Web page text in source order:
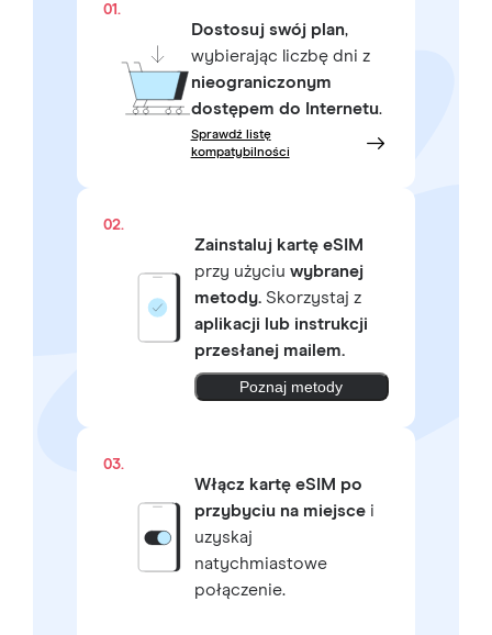
01.
Dostosuj swój plan,
wybierając liczbę dni z
nieograniczonym
dostępem do Internetu.
Sprawdź listę
kompatybilności
02.
Zainstaluj kartę eSIM
przy użyciu wybranej
metody.Skorzystaj z
aplikacji lub instrukcji
przesłanej mailem.
Poznaj metody
03.
Włącz kartę eSIM po
przybyciu na miejscei
uzyskaj
natychmiastowe
połączenie.